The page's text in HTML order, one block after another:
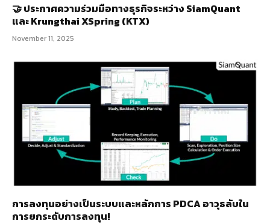
🤝 ประกาศความร่วมมือทางธุรกิจระหว่าง SiamQuant
และ Krungthai XSpring (KTX)
November 11, 2025
การลงทุนอย่างเป็นระบบและหลักการ PDCA อาวุธลับใน
การยกระดับการลงทุน!